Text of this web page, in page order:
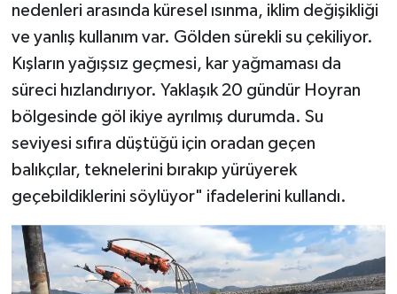
nedenleri arasında küresel ısınma, iklim değişikliği
ve yanlış kullanım var. Gölden sürekli su çekiliyor.
Kışların yağışsız geçmesi, kar yağmaması da
süreci hızlandırıyor. Yaklaşık 20 gündür Hoyran
bölgesinde göl ikiye ayrılmış durumda. Su
seviyesi sıfıra düştüğü için oradan geçen
balıkçılar, teknelerini bırakıp yürüyerek
geçebildiklerini söylüyor" ifadelerini kullandı.